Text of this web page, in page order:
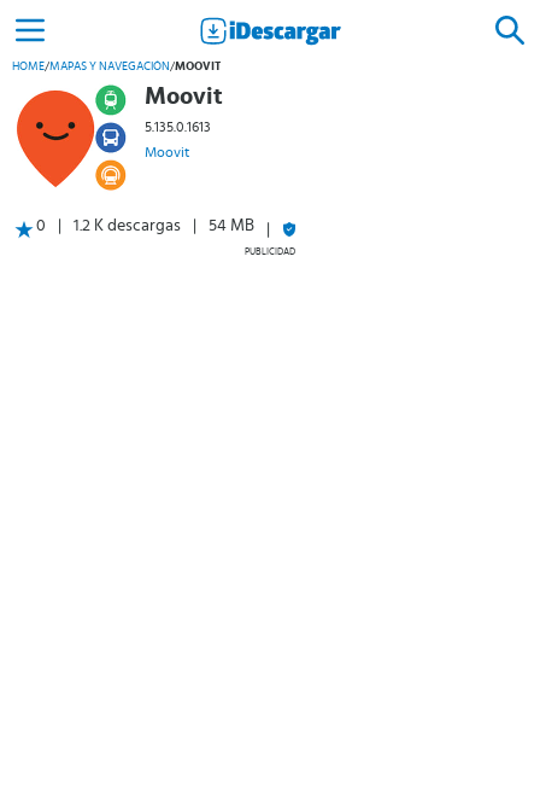
HOME/MAPAS Y NAVEGACIÓN/MOOVIT
Moovit
5.135.0.1613
Moovit
0 1.2 K descargas 54 MB
PUBLICIDAD